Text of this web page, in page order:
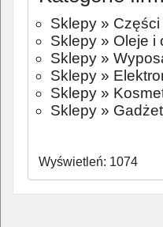
Sklepy»
Sklepy» Oleje i
Sklepy»
Sklepy»
Sklepy»
Sklepy»
Wyświetleń: 1074